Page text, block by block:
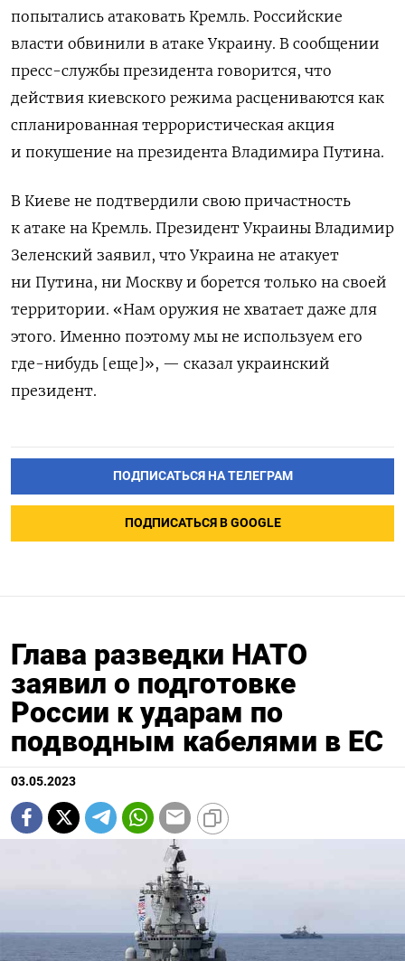
попытались атаковать Кремль. Российские
власти обвинили в атаке Украину. В сообщении
пресс-службы президента говорится, что
действия киевского режима расцениваются как
спланированная террористическая акция
и покушение на президента Владимира Путина.
В Киеве не подтвердили свою причастность
к атаке на Кремль. Президент Украины Владимир
Зеленский заявил, что Украина не атакует
ни Путина, ни Москву и борется только на своей
территории. «Нам оружия не хватает даже для
этого. Именно поэтому мы не используем его
где-нибудь [еще]», — сказал украинский
президент.
ПОДПИСАТЬСЯ НА ТЕЛЕГРАМ
ПОДПИСАТЬСЯ В GOOGLE
Глава разведки НАТО
заявил о подготовке
России к ударам по
подводным кабелями в ЕС
03.05.2023